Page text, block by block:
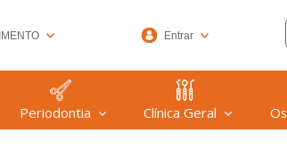
(47) 99608-9753
Entrar
Periodontia Clínica Geral